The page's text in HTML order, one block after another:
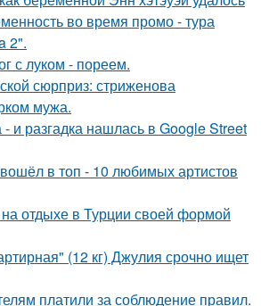
во время промо - тура
2".
с луком - пореем.
сюрприз: стриженова
мужа.
и разгадка нашлась в Google Street
в топ - 10 любимых артистов
отдыхе в Турции своей формой
(12 кг) Джулия срочно ищет
платили за соблюдение правил.